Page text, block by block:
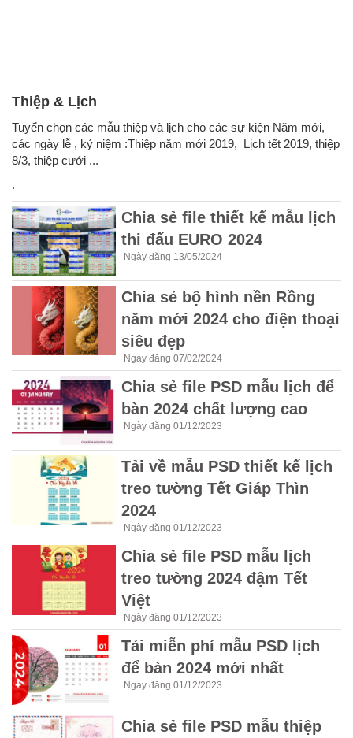
Thiệp & Lịch
Tuyển chọn các mẫu thiệp và lịch cho các sự kiện Năm mới,
các ngày lễ , kỷ niệm :Thiệp năm mới 2019, Lịch tết 2019, thiệp
8/3, thiệp cưới ...
.
Chia sẻ file thiết kế mẫu lịch
thi đấu EURO 2024
Ngày đăng 13/05/2024
Chia sẻ bộ hình nền Rồng
năm mới 2024 cho điện thoại
siêu đẹp
Ngày đăng 07/02/2024
Chia sẻ file PSD mẫu lịch để
bàn 2024 chất lượng cao
Ngày đăng 01/12/2023
Tải về mẫu PSD thiết kế lịch
treo tường Tết Giáp Thìn
2024
Ngày đăng 01/12/2023
Chia sẻ file PSD mẫu lịch
treo tường 2024 đậm Tết
Việt
Ngày đăng 01/12/2023
Tải miễn phí mẫu PSD lịch
để bàn 2024 mới nhất
Ngày đăng 01/12/2023
Chia sẻ file PSD mẫu thiệp